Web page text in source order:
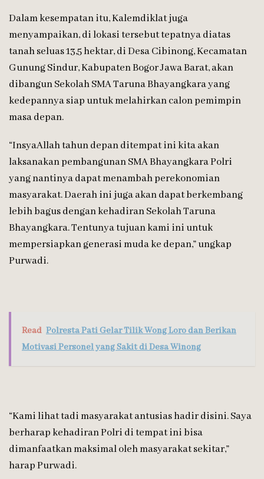
Dalam kesempatan itu, Kalemdiklat juga
menyampaikan, di lokasi tersebut tepatnya diatas
tanah seluas 13,5 hektar, di Desa Cibinong, Kecamatan
Gunung Sindur, Kabupaten Bogor Jawa Barat, akan
dibangun Sekolah SMA Taruna Bhayangkara yang
kedepannya siap untuk melahirkan calon pemimpin
masa depan.
“InsyaAllah tahun depan ditempat ini kita akan
laksanakan pembangunan SMA Bhayangkara Polri
yang nantinya dapat menambah perekonomian
masyarakat. Daerah ini juga akan dapat berkembang
lebih bagus dengan kehadiran Sekolah Taruna
Bhayangkara. Tentunya tujuan kami ini untuk
mempersiapkan generasi muda ke depan,” ungkap
Purwadi.
Read Polresta Pati Gelar Tilik Wong Loro dan Berikan
Motivasi Personel yang Sakit di Desa Winong
“Kami lihat tadi masyarakat antusias hadir disini. Saya
berharap kehadiran Polri di tempat ini bisa
dimanfaatkan maksimal oleh masyarakat sekitar,”
harap Purwadi.